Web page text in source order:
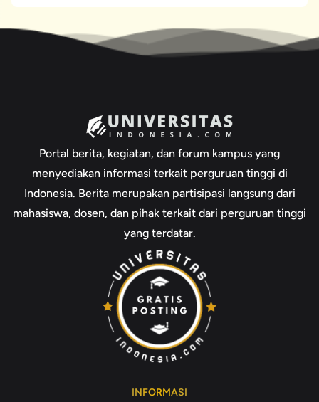
Portal berita, kegiatan, dan forum kampus yang
menyediakan informasi terkait perguruan tinggi di
Indonesia. Berita merupakan partisipasi langsung dari
mahasiswa, dosen, dan pihak terkait dari perguruan tinggi
yang terdatar.
INFORMASI